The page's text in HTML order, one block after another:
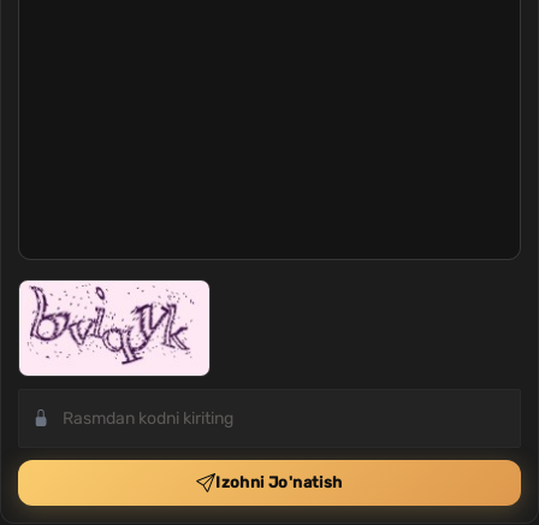
Izohni Jo'natish